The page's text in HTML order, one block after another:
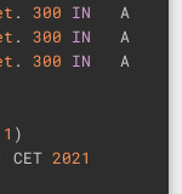
. 300 IN
. 300 IN
. 300 IN
1 )
CET 2021